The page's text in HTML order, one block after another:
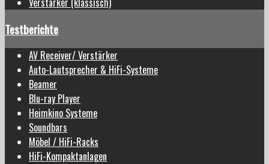
Testberichte
AV Receiver/ Verstärker
Auto-Lautsprecher & HiFi-Systeme
Beamer
Blu-ray Player
Heimkino Systeme
Soundbars
Möbel / HiFi-Racks
HiFi-Kompaktanlagen